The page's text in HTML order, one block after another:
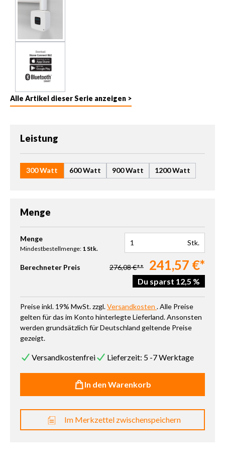
Alle Artikel dieser Serie anzeigen >
Leistung
300 Watt 600 Watt 900 Watt 1200 Watt
Menge
Produkt Anzahl: Gib den gewünschten Wert ein oder benutze
Menge
Mindestbestellmenge: 1 Stk.
Stk.
Berechneter Preis 276,08 €** 241,57 €*
Du sparst 12,5 %
Preise inkl. 19% MwSt. zzgl.Versandkosten . Alle Preise
gelten für das im Konto hinterlegte Lieferland. Ansonsten
werden grundsätzlich für Deutschland geltende Preise
gezeigt.
Versandkostenfrei Lieferzeit: 5 -7 Werktage
In den Warenkorb
Im Merkzettel zwischenspeichern